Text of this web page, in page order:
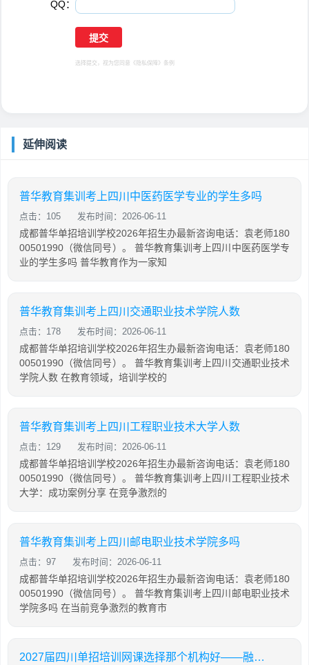
QQ：
选择提交，视为您同意 《隐私保障》 条例
延伸阅读
普华教育集训考上四川中医药医学专业的学生多吗
点击：105 发布时间：2026-06-11
成都普华单招培训学校2026年招生办最新咨询电话：袁老师180
00501990（微信同号）。 普华教育集训考上四川中医药医学专
业的学生多吗 普华教育作为一家知
普华教育集训考上四川交通职业技术学院人数
点击：178 发布时间：2026-06-11
成都普华单招培训学校2026年招生办最新咨询电话：袁老师180
00501990（微信同号）。 普华教育集训考上四川交通职业技术
学院人数 在教育领域，培训学校的
普华教育集训考上四川工程职业技术大学人数
点击：129 发布时间：2026-06-11
成都普华单招培训学校2026年招生办最新咨询电话：袁老师180
00501990（微信同号）。 普华教育集训考上四川工程职业技术
大学：成功案例分享 在竞争激烈的
普华教育集训考上四川邮电职业技术学院多吗
点击：97 发布时间：2026-06-11
成都普华单招培训学校2026年招生办最新咨询电话：袁老师180
00501990（微信同号）。 普华教育集训考上四川邮电职业技术
学院多吗 在当前竞争激烈的教育市
2027届四川单招培训网课选择那个机构好——融创单招培训学校